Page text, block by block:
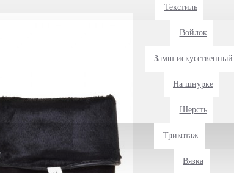
Текстиль
Войлок
Замш искусственный
На шнурке
Шерсть
Трикотаж
Вязка